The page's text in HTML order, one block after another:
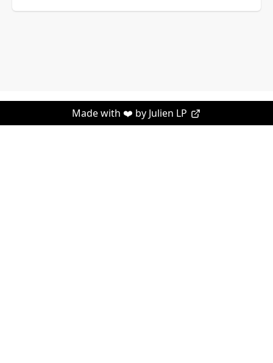
Made with ❤️ by Julien LP